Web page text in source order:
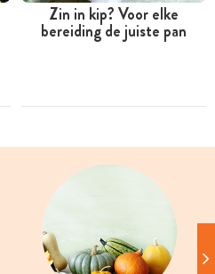
Zin in kip? Voor elke
bereiding de juiste pan